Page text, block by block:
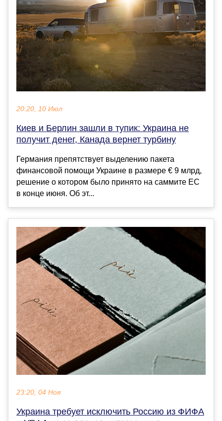
20:20, 10 Июл
Киев и Берлин зашли в тупик: Украина не
получит денег, Канада вернет турбину
Германия препятствует выделению пакета
финансовой помощи Украине в размере € 9 млрд,
решение о котором было принято на саммите ЕС
в конце июня. Об эт...
23:20, 04 Ноя
Украина требует исключить Россию из ФИФА